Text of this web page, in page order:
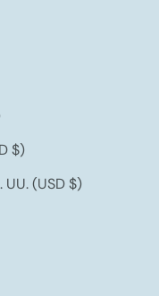
$)
(USD $)